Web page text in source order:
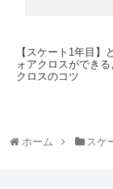
【スケート1年目】
ォアクロスができ
クロスのコツ
ホーム スケ